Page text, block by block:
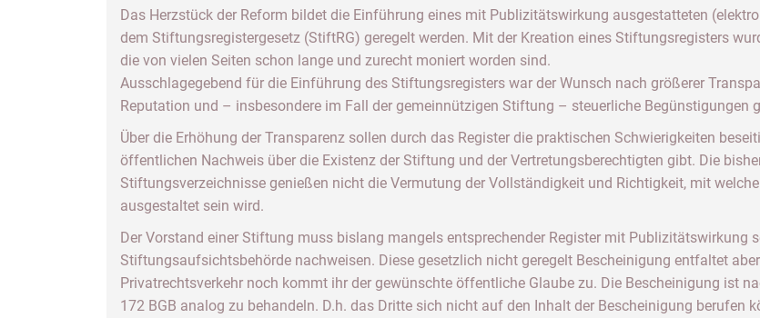
Das Herzstück der Reform bildet die Einführung eines mit Publizitätswirkung ausgestatteten
dem Stiftungsregistergesetz (StiftRG) geregelt werden. Mit der Kreation eines Stiftungsregisters
die von vielen Seiten schon lange und zurecht moniert worden sind.
Ausschlagegebend für die Einführung des Stiftungsregisters war der Wunsch nach größerer
Reputation und – insbesondere im Fall der gemeinnützigen Stiftung – steuerliche Begünstigungen
Über die Erhöhung der Transparenz sollen durch das Register die praktischen Schwierigkeiten
öffentlichen Nachweis über die Existenz der Stiftung und der Vertretungsberechtigten gibt. Die
Stiftungsverzeichnisse genießen nicht die Vermutung der Vollständigkeit und Richtigkeit, mit
ausgestaltet sein wird.
Der Vorstand einer Stiftung muss bislang mangels entsprechender Register mit
Stiftungsaufsichtsbehörde nachweisen. Diese gesetzlich nicht geregelt Bescheinigung entfaltet
Privatrechtsverkehr noch kommt ihr der gewünschte öffentliche Glaube zu. Die Bescheinigung ist
172 BGB analog zu behandeln. D.h. das Dritte sich nicht auf den Inhalt der Bescheinigung berufen